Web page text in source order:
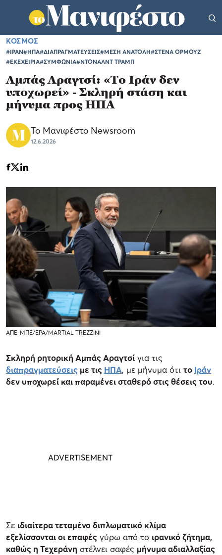
ΚΟΣΜΟΣ
#ΙΡΑΝ#ΗΠΑ#ΔΙΑΠΡΑΓΜΑΤΕΥΣΕΙΣ#ΜΕΣΗ ΑΝΑΤΟΛΗ#ΣΤΕΝΑ ΟΡΜΟΥΖ
#ΕΚΕΧΕΙΡΙΑ#ΣΥΜΦΩΝΙΑ#ΝΤΟΝΑΛΝΤ ΤΡΑΜΠ
Αμπάς Αραγτσί: «Το Ιράν δεν
υποχωρεί» - Σκληρή στάση και
μήνυμα προς ΗΠΑ
Το Μανιφέστο Newsroom
12.6.2026
ΑΠΕ-ΜΠΕ/EPA/MARTIAL TREZZINI
Σκληρή ρητορική Αμπάς Αραγτσί για τις
διαπραγματεύσεις με τις ΗΠΑ, με μήνυμα ότι το Ιράν
δεν υποχωρεί και παραμένει σταθερό στις θέσεις του.
Σε ιδιαίτερα τεταμένο διπλωματικό κλίμα
εξελίσσονται οι επαφές γύρω από το ιρανικό ζήτημα,
καθώς η Τεχεράνη στέλνει σαφές μήνυμα αδιαλλαξίας